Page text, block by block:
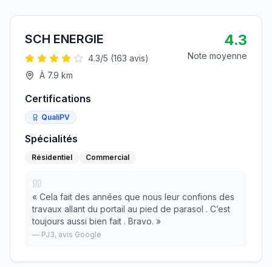
SCH ENERGIE
4.3/5 (163 avis)
À 7.9 km
4.3
Note moyenne
Certifications
QualiPV
Spécialités
Résidentiel Commercial
« Cela fait des années que nous leur confions des
travaux allant du portail au pied de parasol . C’est
toujours aussi bien fait . Bravo. »
— PJ3, avis Google